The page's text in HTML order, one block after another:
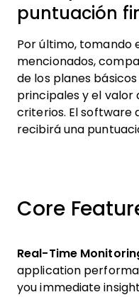
puntuación
Por último, tomando
mencionados,
de los planes
principales y el
criterios. El software
recibirá una
Core
Real-Time
application
you immediate